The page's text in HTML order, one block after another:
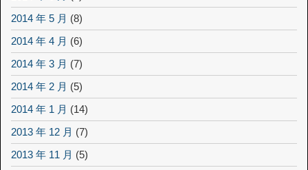
2014 年 5 月 (8)
2014 年 4 月 (6)
2014 年 3 月 (7)
2014 年 2 月 (5)
2014 年 1 月 (14)
2013 年 12 月 (7)
2013 年 11 月 (5)